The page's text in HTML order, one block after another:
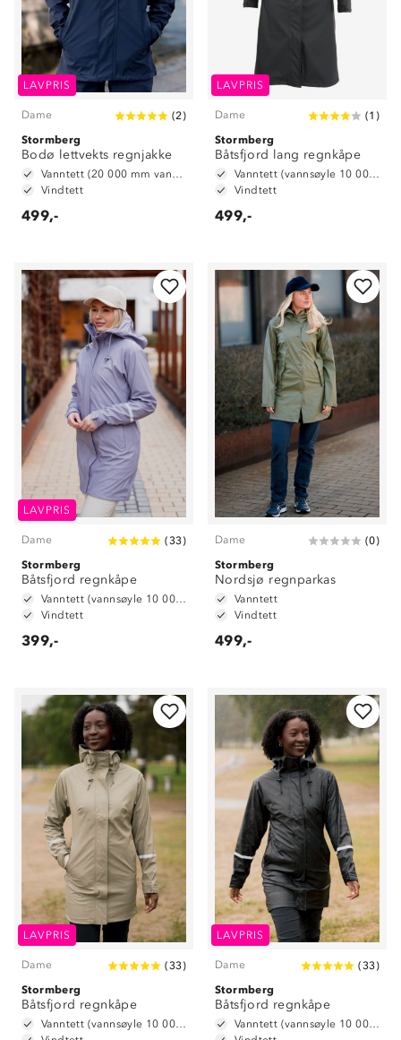
LAVPRIS
Dame (2)
Stormberg
Bodø lettvekts regnjakke
Vanntett (20 000 mm vannsøyle)
Vindtett
499,-
LAVPRIS
Dame (1 )
Stormberg
Båtsfjord lang regnkåpe
Vanntett (vannsøyle 10 000 mm)
Vindtett
499,-
LAVPRIS
Dame (33)
Stormberg
Båtsfjord regnkåpe
Vanntett (vannsøyle 10 000 mm)
Vindtett
399,-
Dame (0)
Stormberg
Nordsjø regnparkas
Vanntett
Vindtett
499,-
LAVPRIS
Dame (33)
Stormberg
Båtsfjord regnkåpe
Vanntett (vannsøyle 10 000 mm)
LAVPRIS
Dame (33)
Stormberg
Båtsfjord regnkåpe
Vanntett (vannsøyle 10 000 mm)